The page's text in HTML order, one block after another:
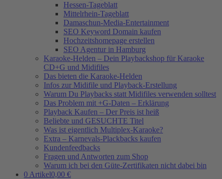
Hessen-Tageblatt
Mittelrhein-Tageblatt
Damaschun-Media-Entertainment
SEO Keyword Domain kaufen
Hochzeitshomepage erstellen
SEO Agentur in Hamburg
Karaoke-Helden – Dein Playbackshop für Karaoke
CD+G und Midifiles
Das bieten die Karaoke-Helden
Infos zur Midifile und Playback-Erstellung
Warum Du Playbacks statt Midifiles verwenden solltest
Das Problem mit +G-Daten – Erklärung
Playback Kaufen – Der Preis ist heiß
Beliebte und GESUCHTE Titel
Was ist eigentlich Multiplex-Karaoke?
Extra – Karnevals-Plackbacks kaufen
Kundenfeedbacks
Fragen und Antworten zum Shop
Warum ich bei den Güte-Zertifikaten nicht dabei bin
0 Artikel0,00 €